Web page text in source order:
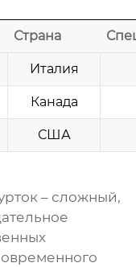
Страна
Италия
Канада
США
– сложный,